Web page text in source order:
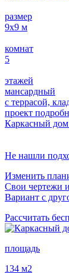
размер
9х9 м
комнат
5
этажей
мансардный
с террасой,
проект
Каркасный
Не нашли
Изменить
Свои чертежи
Вариант с
Рассчитать
площадь
134 м2